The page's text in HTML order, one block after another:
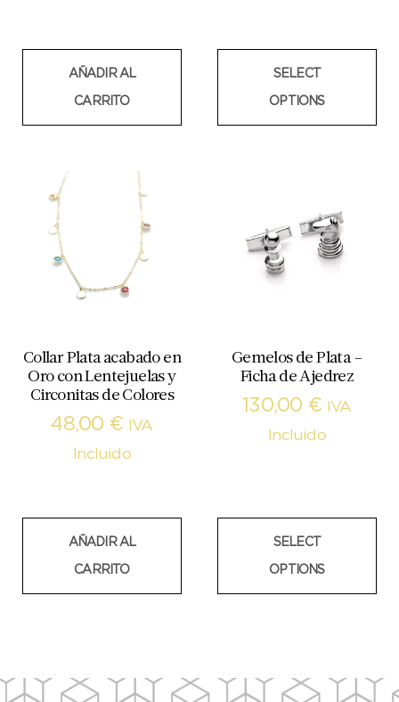
AÑADIR AL
CARRITO
SELECT
OPTIONS
Collar Plata acabado en
Oro con Lentejuelas y
Circonitas de Colores
48,00 €
IVA
Incluido
AÑADIR AL
CARRITO
Gemelos de Plata –
Ficha de Ajedrez
130,00 €
IVA
Incluido
SELECT
OPTIONS